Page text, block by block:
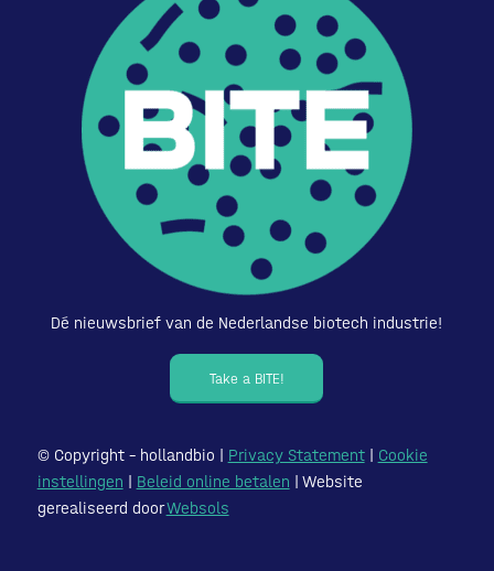
Dé nieuwsbrief van de Nederlandse biotech industrie!
Take a BITE!
© Copyright – hollandbio | Privacy Statement| Cookie
instellingen | Beleid online betalen | Website
gerealiseerd doorWebsols